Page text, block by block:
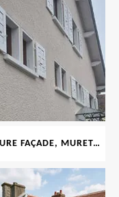
PEINTURE FAÇADE, MURET, TOITURE, BOISERIE, FERRONERIE, GOUTTIÈRE 69